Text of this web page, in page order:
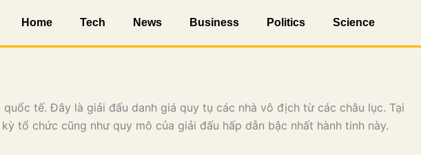
Home Tech News Business Politics Science
tế. Đây là giải đấu danh giá quy tụ các nhà vô địch từ các châu lục. Tại
tổ chức cũng như quy mô của giải đấu hấp dẫn bậc nhất hành tinh này.